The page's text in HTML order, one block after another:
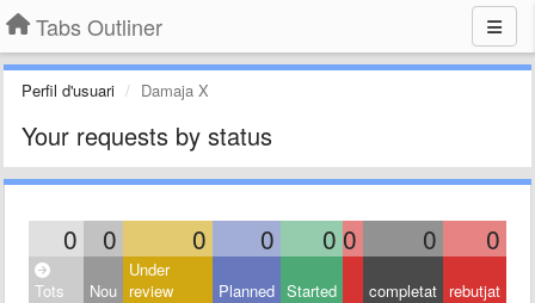
Tabs Outliner
Perfil d'usuari Damaja X
Your requests by status
0 0 0 0 0 0 0 0
Tots Nou
Under
review
Planned Started completat rebutjat